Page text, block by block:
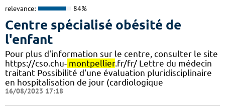
relevance: 84%
Centre spécialisé obésité de
l'enfant
Pour plus d'information sur le centre, consulter le site
https://cso.chu- montpellier.fr/fr/ Lettre du médecin
traitant Possibilité d'une évaluation pluridisciplinaire
en hospitalisation de jour (cardiologique
16/08/2023 17:18